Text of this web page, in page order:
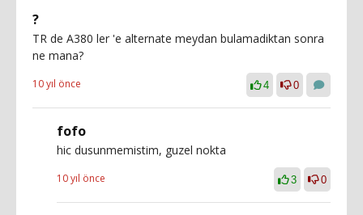
?
TR de A380 ler 'e alternate meydan bulamadiktan sonra
ne mana?
10 yıl önce 4 0
fofo
hic dusunmemistim, guzel nokta
10 yıl önce 3 0